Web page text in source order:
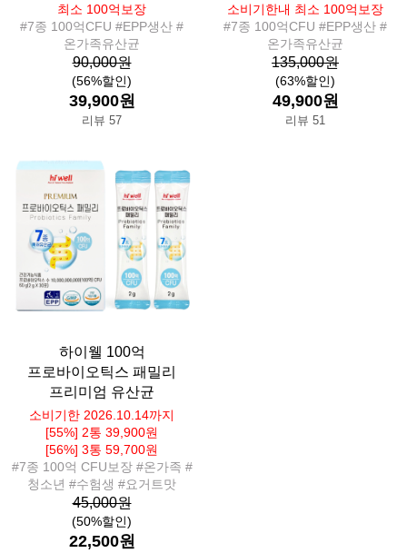
최소 100억보장
#7종 100억CFU #EPP생산 #
온가족유산균
90,000원
(56%할인)
39,900원
리뷰 57
소비기한내 최소 100억보장
#7종 100억CFU #EPP생산 #
온가족유산균
135,000원
(63%할인)
49,900원
리뷰 51
하이웰 100억
프로바이오틱스 패밀리
프리미엄 유산균
소비기한 2026.10.14까지
[55%] 2통 39,900원
[56%] 3통 59,700원
#7종 100억 CFU보장 #온가족 #
청소년 #수험생 #요거트맛
45,000원
(50%할인)
22,500원